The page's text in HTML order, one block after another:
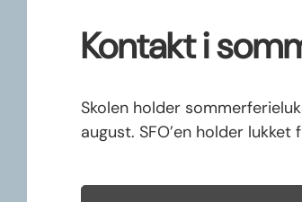
Kontakt i
Skolen holder
august. SFO’en holder lukket